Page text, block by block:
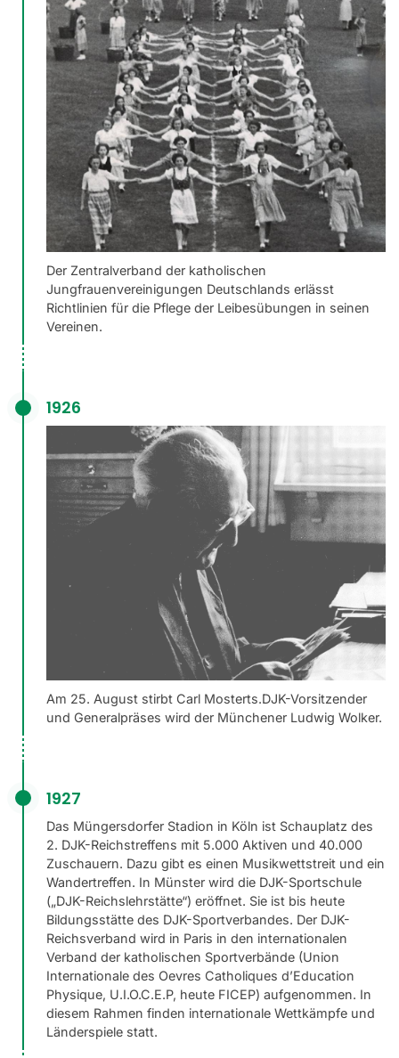
Der Zentralverband der katholischen
Jungfrauenvereinigungen Deutschlands erlässt
Richtlinien für die Pflege der Leibesübungen in seinen
Vereinen.
1926
Am 25. August stirbt Carl Mosterts.DJK-Vorsitzender
und Generalpräses wird der Münchener Ludwig Wolker.
1927
Das Müngersdorfer Stadion in Köln ist Schauplatz des
2. DJK-Reichstreffens mit 5.000 Aktiven und 40.000
Zuschauern. Dazu gibt es einen Musikwettstreit und ein
Wandertreffen. In Münster wird die DJK-Sportschule
(„DJK-Reichslehrstätte“) eröffnet. Sie ist bis heute
Bildungsstätte des DJK-Sportverbandes. Der DJK-
Reichsverband wird in Paris in den internationalen
Verband der katholischen Sportverbände (Union
Internationale des Oevres Catholiques d’Education
Physique, U.I.O.C.E.P, heute FICEP) aufgenommen. In
diesem Rahmen finden internationale Wettkämpfe und
Länderspiele statt.